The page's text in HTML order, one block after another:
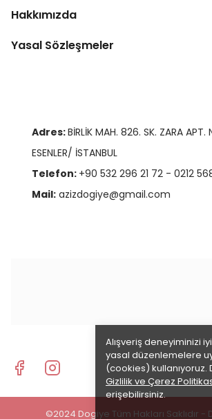
Alışveriş deneyiminizi
yasal düzenlemelere
(cookies) kullanıyoruz.
Gizlilik ve Çerez
erişebilirsiniz.
Hakkımızda
Yasal Sözleşmeler
Adres:BİRLİK MAH. 826. SK. ZARA APT.
ESENLER/ İSTANBUL
Telefon: +90 532 296 21 72 - 0212
Mail: azizdogiye@gmail.com
©2024 Dogiye Tüm Hakları Saklıdır -